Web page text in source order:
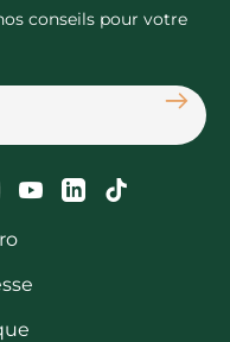
conseils pour votre
nous sur
nous sur
Suivez-nous
Suivez-Suivez-